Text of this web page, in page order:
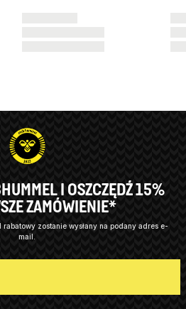
I OSZCZĘDŹ 15%
ZAMÓWIENIE*
rabatowy zostanie wysłany na podany adres e-
mail.